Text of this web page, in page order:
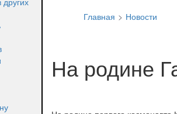
Главная
Новости
На родине